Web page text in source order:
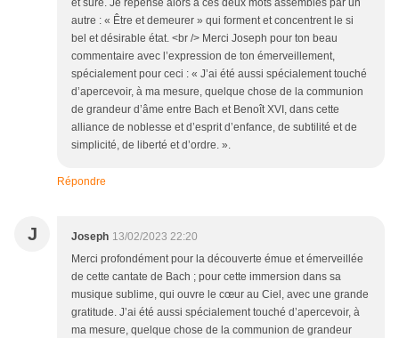
et sûre. Je repense alors à ces deux mots assemblés par un
autre : « Être et demeurer » qui forment et concentrent le si
bel et désirable état. <br /> Merci Joseph pour ton beau
commentaire avec l’expression de ton émerveillement,
spécialement pour ceci : « J’ai été aussi spécialement touché
d’apercevoir, à ma mesure, quelque chose de la communion
de grandeur d’âme entre Bach et Benoît XVI, dans cette
alliance de noblesse et d’esprit d’enfance, de subtilité et de
simplicité, de liberté et d’ordre. ».
Répondre
J Joseph 13/02/2023 22:20
Merci profondément pour la découverte émue et émerveillée
de cette cantate de Bach ; pour cette immersion dans sa
musique sublime, qui ouvre le cœur au Ciel, avec une grande
gratitude. J’ai été aussi spécialement touché d’apercevoir, à
ma mesure, quelque chose de la communion de grandeur